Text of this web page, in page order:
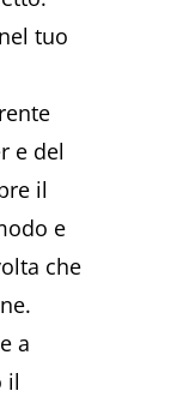
tuo
e del
il
e
che
a
il